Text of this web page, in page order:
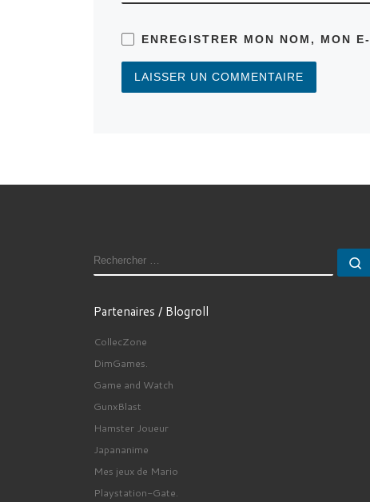
ENREGISTRER MON NOM, MON
RECHERCHER
Partenaires / Blogroll
CollecZone
DimGames.
Game and Watch
GunxBlast
Hamster Joueur
Japananime
Mes jeux de Mario
Playstation-Gate.